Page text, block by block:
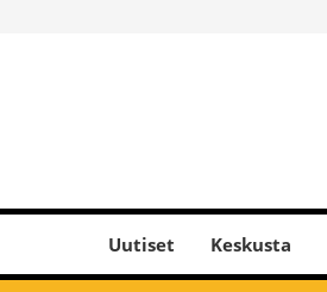
Uutiset Keskusta